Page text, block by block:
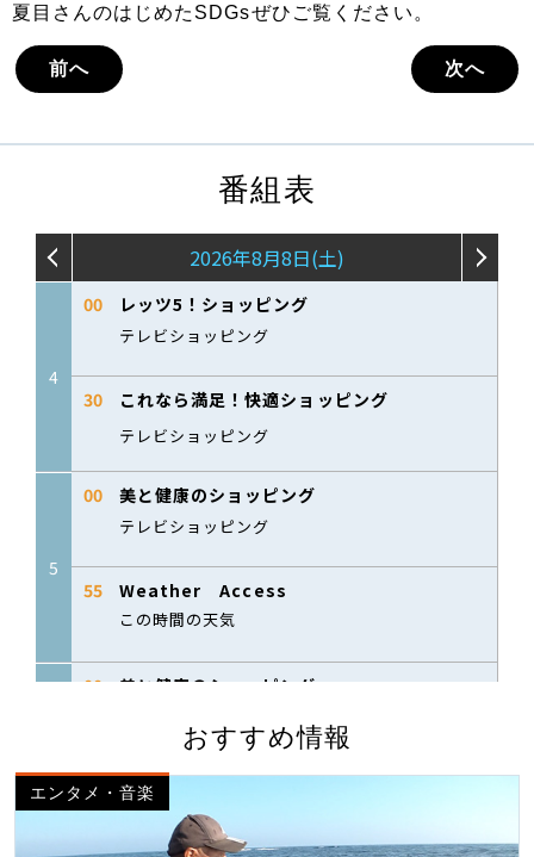
夏目さんのはじめたSDGsぜひご覧ください。
前へ 次へ
番組表
おすすめ情報
エンタメ・音楽